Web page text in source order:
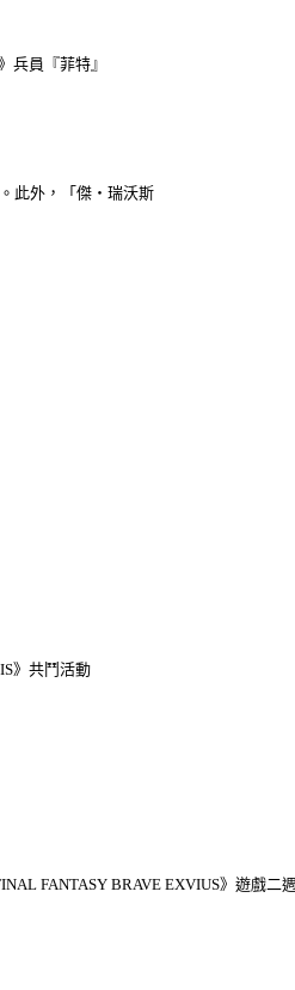
兵員『菲特』
此外，「傑・瑞沃斯
》共鬥活動
FANTASY BRAVE EXVIUS》遊戲二